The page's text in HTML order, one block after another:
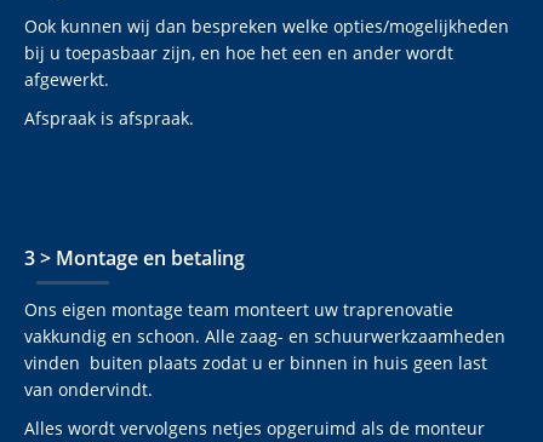
Ook kunnen wij dan bespreken welke opties/mogelijkheden
bij u toepasbaar zijn, en hoe het een en ander wordt
afgewerkt.
Afspraak is afspraak.
3 > Montage en betaling
Ons eigen montage team monteert uw traprenovatie
vakkundig en schoon. Alle zaag- en schuurwerkzaamheden
vinden buiten plaats zodat u er binnen in huis geen last
van ondervindt.
Alles wordt vervolgens netjes opgeruimd als de monteur